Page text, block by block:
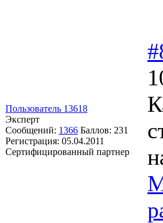
Пользователь 13618
Эксперт
Сообщений: 1366 Баллов: 231
Регистрация: 05.04.2011
Сертифицированный партнер